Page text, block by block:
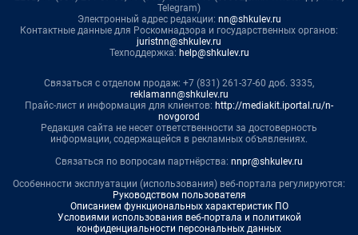
Telegram)
Электронный адрес редакции: nn@shkulev.ru
Контактные данные для Роскомнадзора и государственных органов:
juristnn@shkulev.ru
Техподдержка: help@shkulev.ru
Связаться с отделом продаж: +7 (831) 261-37-60 доб. 3335,
reklamann@shkulev.ru
Прайс-лист и информация для клиентов: http://mediakit.iportal.ru/n-
novgorod
Редакция сайта не несет ответственности за достоверность
информации, содержащейся в рекламных объявлениях.
Связаться по вопросам партнёрства: nnpr@shkulev.ru
Особенности эксплуатации (использования) веб-портала регулируются:
Руководством пользователя
Описанием функциональных характеристик ПО
Условиями использования веб-портала и политикой
конфиденциальности персональных данных